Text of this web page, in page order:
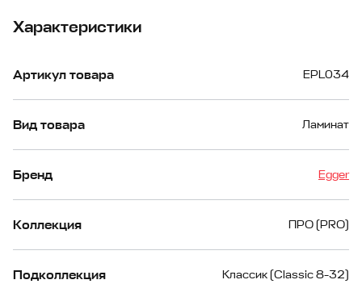
Характеристики
Артикул товара EPL034
Вид товара Ламинат
Бренд Egger
Коллекция ПРО (PRO)
Подколлекция Классик (Classic 8-32)